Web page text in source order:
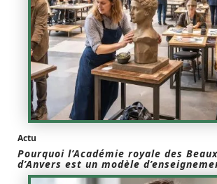
Actu
Pourquoi l’Académie royale des
d’Anvers est un modèle